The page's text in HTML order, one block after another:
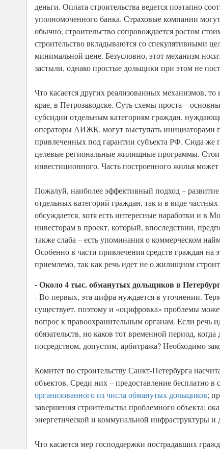
деньги. Оплата строительства ведется поэтапно
уполномоченного банка. Страховые компании
обычно, строительство сопровождается ростом
строительство вкладываются со спекулятивными
минимальной цене. Безусловно, этот механизм
застыли, однако простые дольщики при этом не
Что касается других реализованных механизмов,
крае, в Петрозаводске. Суть схемы проста –
субсидии отдельным категориям граждан,
операторы АИЖК, могут выступать инициаторами
привлеченных под гарантии субъекта РФ. Сюда же
целевые региональные жилищные программы.
инвестиционного. Часть построенного жилья
Пожалуй, наиболее эффективный подход –
отдельных категорий граждан, так и в виде
обсуждается, хотя есть интересные наработки и в
инвесторам в проект, который, впоследствии,
также слаба – есть упоминания о коммерческом
Особенно в части привлечения средств граждан
приемлемо, так как речь идет не о жилищном
- Около 4 тыс. обманутых дольщиков в
- Во-первых, эта цифра нуждается в уточнении.
существует, поэтому и «оцифровка» проблемы
вопрос к правоохранительным органам. Если речь
обязательств, но каков тот временной период,
посредством, допустим, арбитража? Необходимо
Комитет по строительству Санкт-Петербурга
объектов. Среди них – предоставление бесплатно
организованного из числа обманутых дольщиков;
завершения строительства проблемного объекта;
энергетической и коммунальной инфраструктуры и
Что касается мер господдержки пострадавших